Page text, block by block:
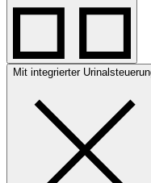
Mit integrierter